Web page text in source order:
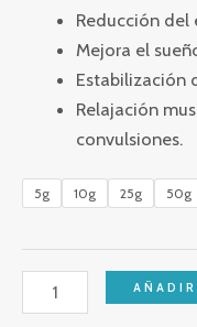
Reducción del
Mejora el
Estabilización
Relajación
convulsiones.
5g 10g 25g 50g